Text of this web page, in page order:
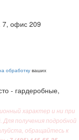
7, офис 209
обработку ваших
- гардеробные,
характер и ни при
Для получения подробной
обращайтесь к